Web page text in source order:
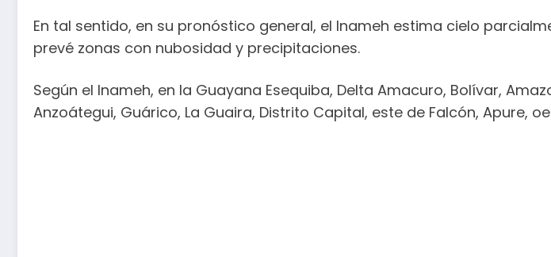
En tal sentido, en su pronóstico general, el Inameh estima cielo
prevé zonas con nubosidad y precipitaciones.
Según el Inameh, en la Guayana Esequiba, Delta Amacuro, Bolívar,
Anzoátegui, Guárico, La Guaira, Distrito Capital, este de Falcón, Apure,